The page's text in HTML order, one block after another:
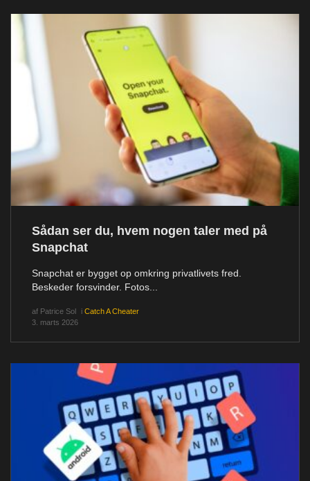
Sådan ser du, hvem nogen taler med på
Snapchat
Snapchat er bygget op omkring privatlivets fred.
Beskeder forsvinder. Fotos...
af Patrice Sol i Catch A Cheater
3. marts 2026